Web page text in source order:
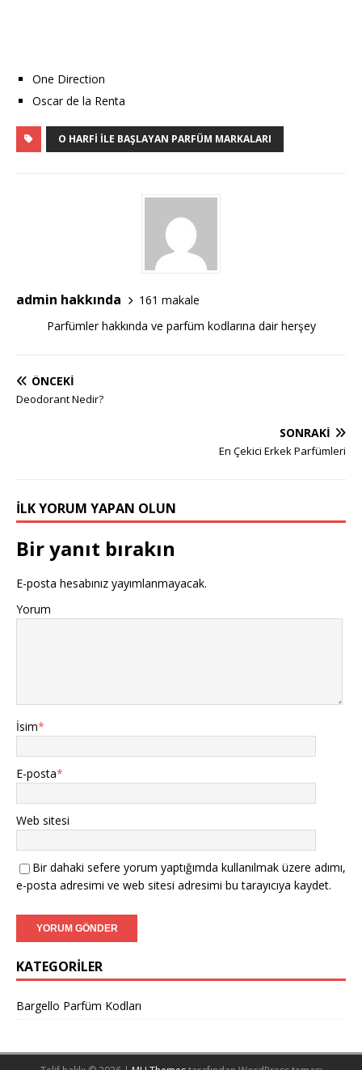
One Direction
Oscar de la Renta
O HARFI ILE BAŞLAYAN PARFÜM MARKALARI
admin hakkında
161 makale
Parfümler hakkında ve parfüm kodlarına dair herşey
ÖNCEKI
Deodorant Nedir?
SONRAKI
En Çekici Erkek Parfümleri
İLK YORUM YAPAN OLUN
Bir yanıt bırakın
E-posta hesabınız yayımlanmayacak.
Yorum
İsim*
E-posta*
Web sitesi
Bir dahaki sefere yorum yaptığımda kullanılmak üzere adımı,
e-posta adresimi ve web sitesi adresimi bu tarayıcıya kaydet.
KATEGORILER
Bargello Parfüm Kodları